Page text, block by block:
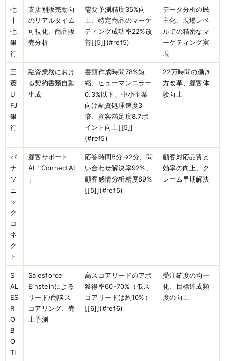
七
十
七
銀
行
支店別販売動向
のリアルタイム
可視化、商品販
売分析
需要予測精度35%向
上、特定商品のマーケ
ティング成功率22%改
善[[5]](#ref5)
データ分析の民
主化、現場レベ
ルでの精密なマ
ーケティング実
現
三
菱
U
FJ
銀
行
融資業務におけ
る契約書類自動
生成
書類作成時間78%短
縮、ヒューマンエラー
0.3%以下、中小企業
向け融資処理速度3
倍、顧客満足度8.7ポ
イント向上[[5]]
(#ref5)
22万時間の働き
方改革、顧客体
験向上
パ
ナ
ソ
ニ
ッ
ク
コ
ネ
ク
ト
顧客サポート
AI「ConnectAI
」
応答時間8分→2分、問
い合わせ解決率92%、
顧客感情分析精度89%
[[5]](#ref5)
顧客対応品質と
効率の向上、ク
レーム早期解決
S
AL
ES
R
O
B
O
TI
Salesforce
Einsteinによる
リード/商談ス
コアリング、売
上予測
高スコアリードのアポ
獲得率60-70%（低ス
コアリードは約10%）
[[6]](#ref6)
受注確度の均一
化、目標達成頻
度の向上